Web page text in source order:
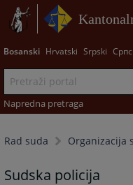
Bosanski Hrvatski Srpski
Napredna pretraga
Rad suda Organizacija
Sudska policija